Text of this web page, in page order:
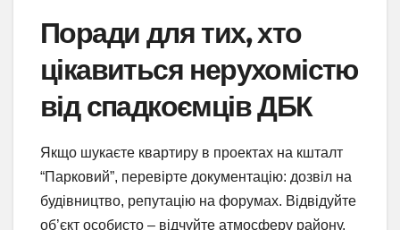
Поради для тих, хто
цікавиться нерухомістю
від спадкоємців ДБК
Якщо шукаєте квартиру в проектах на кшталт
“Парковий”, перевірте документацію: дозвіл на
будівництво, репутацію на форумах. Відвідуйте
об’єкт особисто – відчуйте атмосферу району.